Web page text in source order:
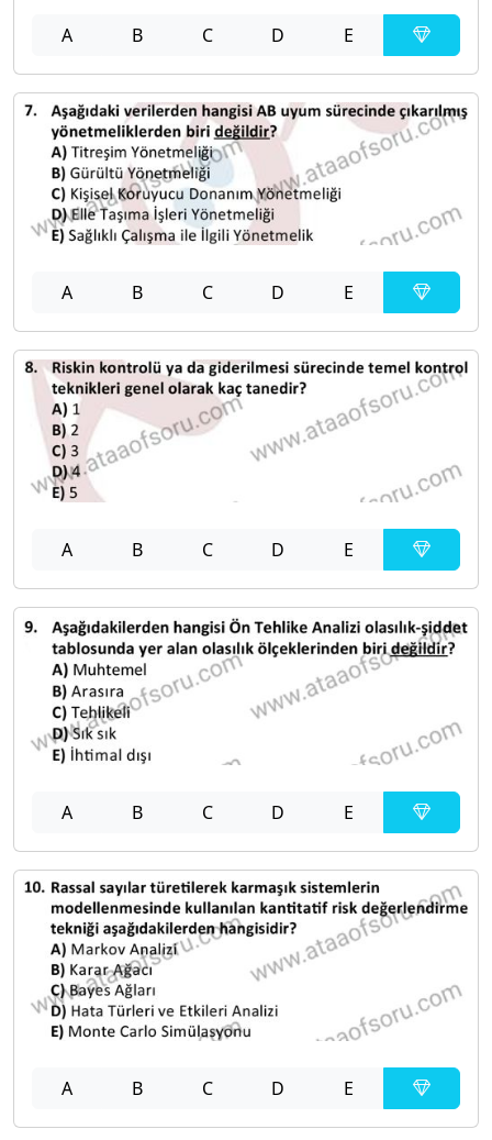
A B C D E
A B C D E
A B C D E
A B C D E
A B C D E